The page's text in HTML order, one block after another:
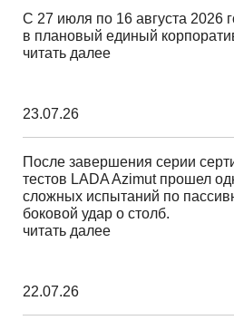
С 27 июля по 16 августа 2026
в плановый единый
читать далее
23.07.26
После завершения серии
тестов LADA Azimut прошел
сложных испытаний по
боковой удар о столб.
читать далее
22.07.26